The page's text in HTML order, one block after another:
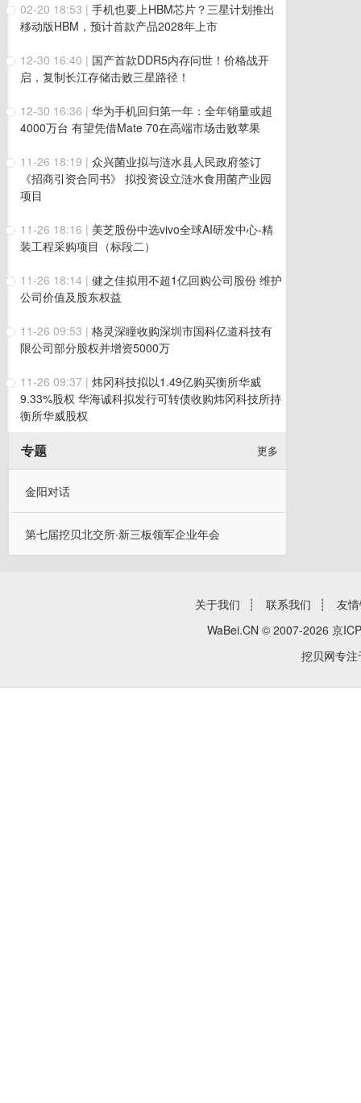
02-20 18:53 | 手机也要上HBM芯片？三星计划推出
移动版HBM，预计首款产品2028年上市
12-30 16:40 | 国产首款DDR5内存问世！价格战开
启，复制长江存储击败三星路径！
12-30 16:36 | 华为手机回归第一年：全年销量或超
4000万台 有望凭借Mate 70在高端市场击败苹果
11-26 18:19 | 众兴菌业拟与涟水县人民政府签订
《招商引资合同书》 拟投资设立涟水食用菌产业园
项目
11-26 18:16 | 美芝股份中选vivo全球AI研发中心-精
装工程采购项目（标段二）
11-26 18:14 | 健之佳拟用不超1亿回购公司股份 维护
公司价值及股东权益
11-26 09:53 | 格灵深瞳收购深圳市国科亿道科技有
限公司部分股权并增资5000万
11-26 09:37 | 炜冈科技拟以1.49亿购买衡所华威
9.33%股权 华海诚科拟发行可转债收购炜冈科技所持
衡所华威股权
专题 更多
金阳对话
第七届挖贝北交所·新三板领军企业年会
关于我们 ┊ 联系我们 ┊
友
WaBei.CN © 2007-2026 京
挖贝网专